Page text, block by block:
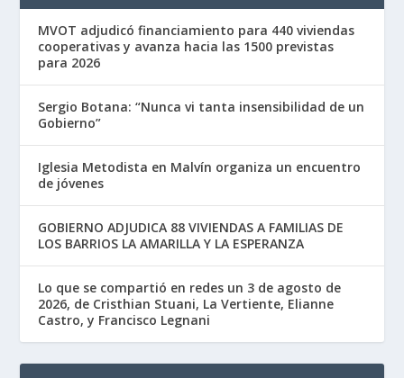
MVOT adjudicó financiamiento para 440 viviendas
cooperativas y avanza hacia las 1500 previstas
para 2026
Sergio Botana: “Nunca vi tanta insensibilidad de un
Gobierno”
Iglesia Metodista en Malvín organiza un encuentro
de jóvenes
GOBIERNO ADJUDICA 88 VIVIENDAS A FAMILIAS DE
LOS BARRIOS LA AMARILLA Y LA ESPERANZA
Lo que se compartió en redes un 3 de agosto de
2026, de Cristhian Stuani, La Vertiente, Elianne
Castro, y Francisco Legnani